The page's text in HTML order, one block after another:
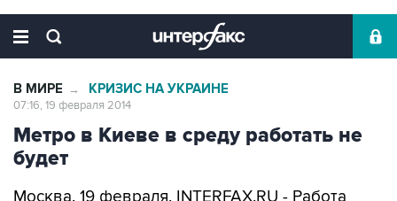
В МИРЕ → КРИЗИС НА УКРАИНЕ
07:16, 19 февраля 2014
Метро в Киеве в среду работать не
будет